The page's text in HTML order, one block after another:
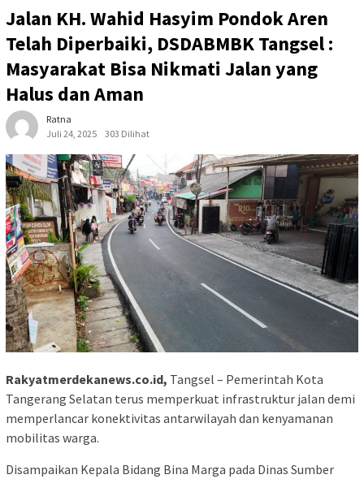
Jalan KH. Wahid Hasyim Pondok Aren
Telah Diperbaiki, DSDABMBK Tangsel :
Masyarakat Bisa Nikmati Jalan yang
Halus dan Aman
Ratna
Juli 24, 2025
303 Dilihat
Rakyatmerdekanews.co.id, Tangsel – Pemerintah Kota
Tangerang Selatan terus memperkuat infrastruktur jalan demi
memperlancar konektivitas antarwilayah dan kenyamanan
mobilitas warga.
Disampaikan Kepala Bidang Bina Marga pada Dinas Sumber